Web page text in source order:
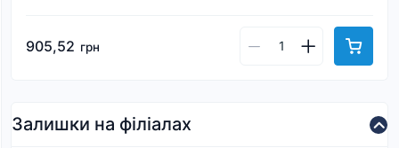
905,52 грн
Залишки на філіалах